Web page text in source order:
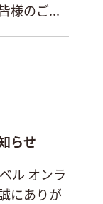
様のご...
らせ
ル オンラ
にありが